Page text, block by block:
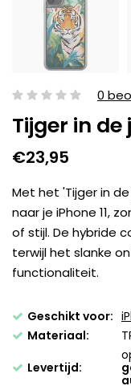
0
Tijger in de
€23,95
Met het 'Tijger in
naar je iPhone 11,
of stijl. De hybride
terwijl het slanke
functionaliteit.
Geschikt voor:
Materiaal:
Levertijd: